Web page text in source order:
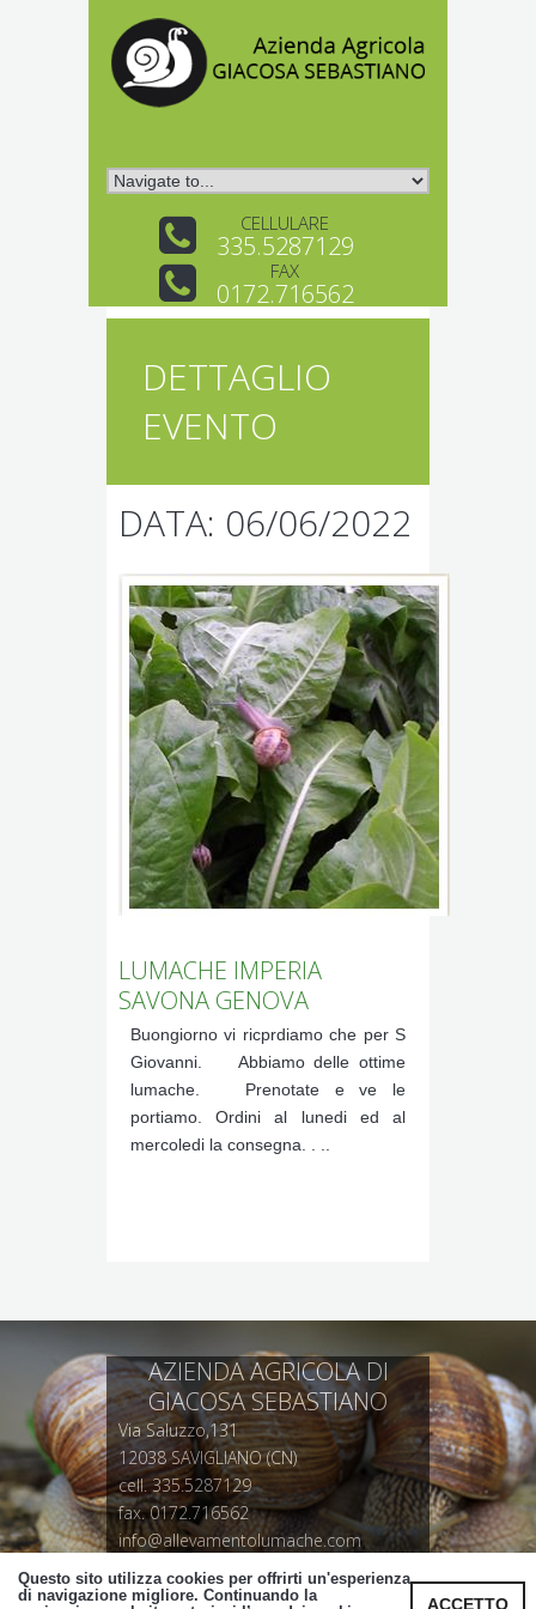
CELLULARE
335.5287129
FAX
0172.716562
DETTAGLIO
EVENTO
DATA: 06/06/2022
LUMACHE IMPERIA
SAVONA GENOVA
Buongiorno vi ricprdiamo che per S
Giovanni. Abbiamo delle ottime
lumache. Prenotate e ve le
portiamo. Ordini al lunedi ed al
mercoledi la consegna. . ..
AZIENDA AGRICOLA DI
GIACOSA SEBASTIANO
Via Saluzzo,131
12038 SAVIGLIANO (CN)
cell. 335.5287129
fax. 0172.716562
info@allevamentolumache.com
P.IVA 03139610046
Informativa privacy e cookie
Questo sito utilizza cookies per offrirti un'esperienza
di navigazione migliore. Continuando la
ACCETTO